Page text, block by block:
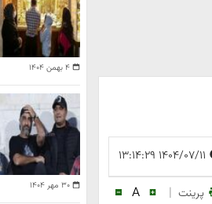
پرینت |
A
۴ بهمن ۱۴۰۴
۳۰ مهر ۱۴۰۴